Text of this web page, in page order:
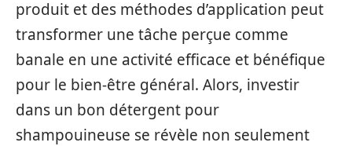
produit et des méthodes d’application peut
transformer une tâche perçue comme
banale en une activité efficace et bénéfique
pour le bien-être général. Alors, investir
dans un bon détergent pour
shampouineuse se révèle non seulement